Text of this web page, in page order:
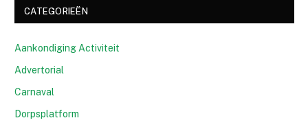
CATEGORIEËN
Aankondiging Activiteit
Advertorial
Carnaval
Dorpsplatform